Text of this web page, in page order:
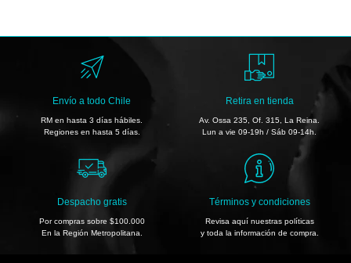
Retira en tienda
Av. Ossa 235, Of. 315, La Reina.
Lun a vie 09-19h / Sáb 09-14h.
Despacho gratis
Por compras sobre $100.000
En la Región Metropolitana.
Envío a todo Chile
RM en hasta 3 días hábiles.
Regiones en hasta 5 días.
Términos y condiciones
Revisa aquí nuestras políticas
y toda la información de compra.